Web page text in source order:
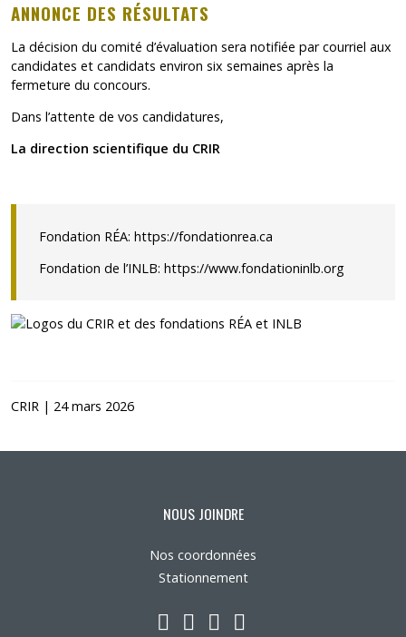
ANNONCE DES RÉSULTATS
La décision du comité d’évaluation sera notifiée par courriel aux
candidates et candidats environ six semaines après la
fermeture du concours.
Dans l’attente de vos candidatures,
La direction scientifique du CRIR
Fondation RÉA: https://fondationrea.ca
Fondation de l’INLB: https://www.fondationinlb.org
CRIR | 24 mars 2026
NOUS JOINDRE
Nos coordonnées
Stationnement
LinkedIn
YouTube
Twitter